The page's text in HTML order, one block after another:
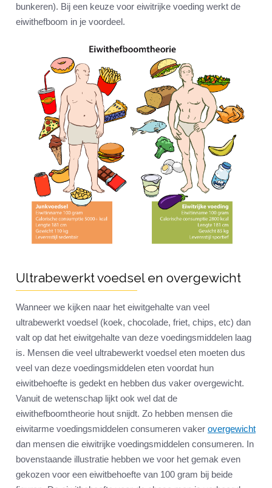
bunkeren). Bij een keuze voor eiwitrijke voeding werkt de
eiwithefboom in je voordeel.
Ultrabewerkt voedsel en overgewicht
Wanneer we kijken naar het eiwitgehalte van veel
ultrabewerkt voedsel (koek, chocolade, friet, chips, etc) dan
valt op dat het eiwitgehalte van deze voedingsmiddelen laag
is. Mensen die veel ultrabewerkt voedsel eten moeten dus
veel van deze voedingsmiddelen eten voordat hun
eiwitbehoefte is gedekt en hebben dus vaker overgewicht.
Vanuit de wetenschap lijkt ook wel dat de
eiwithefboomtheorie hout snijdt. Zo hebben mensen die
eiwitarme voedingsmiddelen consumeren vaker overgewicht
dan mensen die eiwitrijke voedingsmiddelen consumeren. In
bovenstaande illustratie hebben we voor het gemak even
gekozen voor een eiwitbehoefte van 100 gram bij beide